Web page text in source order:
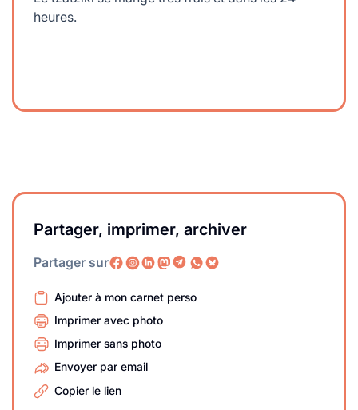
heures.
Partager, imprimer, archiver
Partager sur
Ajouter à mon carnet perso
Imprimer avec photo
Imprimer sans photo
Envoyer par email
Copier le lien